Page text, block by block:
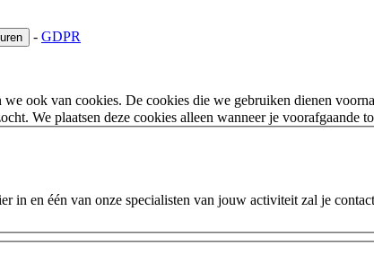
- GDPR
we ook van cookies. De cookies die we gebruiken dienen
We plaatsen deze cookies alleen wanneer je voorafgaande
en één van onze specialisten van jouw activiteit zal je